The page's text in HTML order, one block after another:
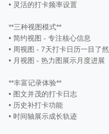
• 灵活的打卡频率设置
**三种视图模式**
• 简约视图 - 专注核心信息
• 周视图 - 7天打卡日历一目了然
• 月视图 - 热力图展示月度进展
**丰富记录体验**
• 图文并茂的打卡日志
• 历史补打卡功能
• 时间轴展示成长轨迹